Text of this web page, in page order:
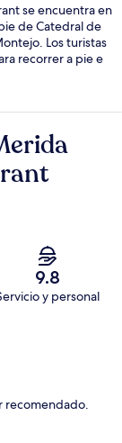
se encuentra en
de Catedral de
Los turistas
recorrer a pie e
9.8
y personal
recomendado.